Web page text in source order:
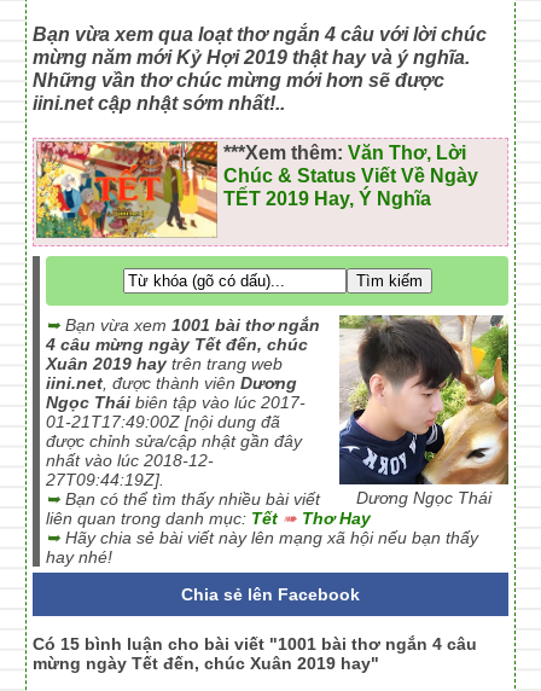
Bạn vừa xem qua loạt thơ ngắn 4 câu với lời chúc
mừng năm mới Kỷ Hợi 2019 thật hay và ý nghĩa.
Những vần thơ chúc mừng mới hơn sẽ được
iini.net cập nhật sớm nhất!..
***Xem thêm:Văn Thơ, Lời
Chúc & Status Viết Về Ngày
TẾT 2019 Hay, Ý Nghĩa
Dương Ngọc Thái
➥ Bạn vừa xem1001 bài thơ ngắn
4 câu mừng ngày Tết đến, chúc
Xuân 2019 hay trên trang web
iini.net , được thành viênDương
Ngọc Thái biên tập vào lúc 2017-
01-21T17:49:00Z [nội dung đã
được chỉnh sửa/cập nhật gần đây
nhất vào lúc 2018-12-
27T09:44:19Z].
➥ Bạn có thể tìm thấy nhiều bài viết
liên quan trong danh mục: Tết ➠ Thơ Hay
➥ Hãy chia sẻ bài viết này lên mạng xã hội nếu bạn thấy
hay nhé!
Chia sẻ lên Facebook
Có 15 bình luận cho bài viết "1001 bài thơ ngắn 4 câu
mừng ngày Tết đến, chúc Xuân 2019 hay"